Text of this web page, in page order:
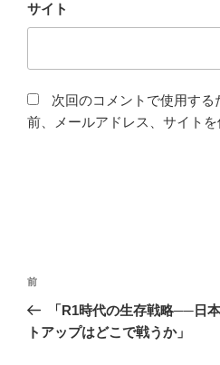
サイト
次回のコメントで使用す
前、メールアドレス、サイトを
投
ナ
前
の
投
前
「R1時代の生存戦略──日
トアップはどこで戦うか」